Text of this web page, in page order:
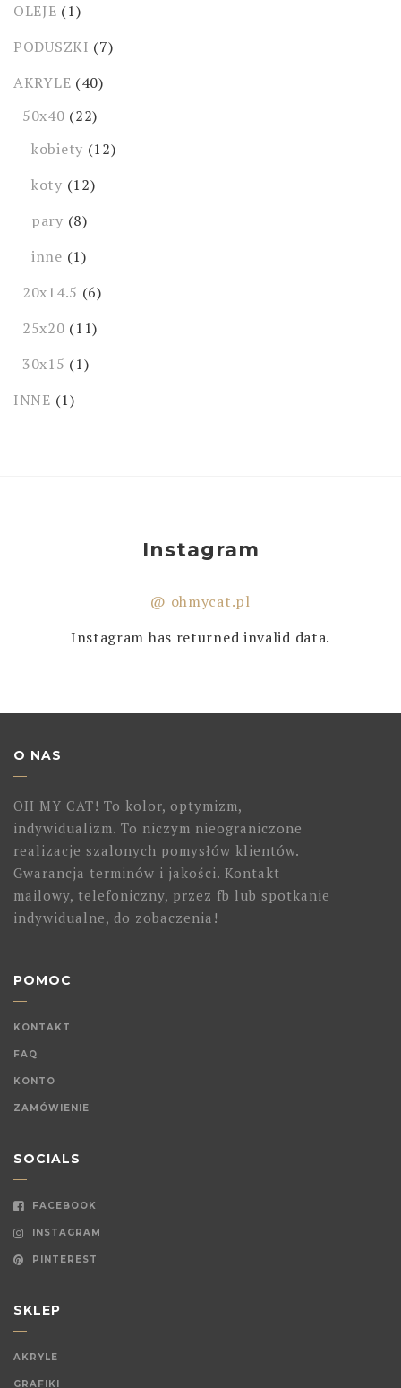
OLEJE (1)
PODUSZKI (7)
AKRYLE (40)
50x40 (22)
kobiety (12)
koty (12)
pary (8)
inne (1)
20x14.5 (6)
25x20 (11)
30x15 (1)
INNE (1)
Instagram
@ ohmycat.pl
Instagram has returned invalid data.
O NAS
OH MY CAT! To kolor, optymizm,
indywidualizm. To niczym nieograniczone
realizacje szalonych pomysłów klientów.
Gwarancja terminów i jakości. Kontakt
mailowy, telefoniczny, przez fb lub spotkanie
indywidualne, do zobaczenia!
POMOC
KONTAKT
FAQ
KONTO
ZAMÓWIENIE
SOCIALS
FACEBOOK
INSTAGRAM
PINTEREST
SKLEP
AKRYLE
GRAFIKI